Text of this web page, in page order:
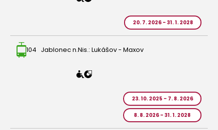
20. 7. 2026 - 31. 1. 2028
104 Jablonec n.Nis.: Lukášov - Maxov
23. 10. 2025 - 7. 8. 2026
8. 8. 2026 - 31. 1. 2028